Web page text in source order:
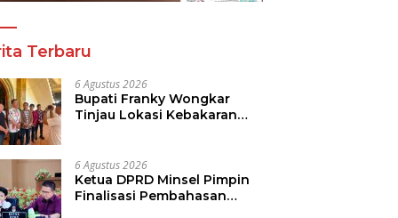
Terbaru
6 Agustus 2026
Bupati Franky Wongkar
Tinjau Lokasi Kebakaran
Komitmen Dukung
Pemulihan
6 Agustus 2026
Ketua DPRD Minsel Pimpin
Finalisasi Pembahasan